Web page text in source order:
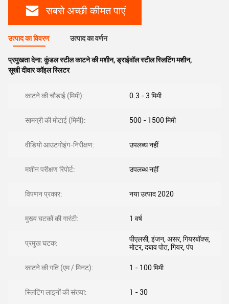
सबसे अच्छी कीमत पाएं
उत्पाद का विवरण उत्पाद का वर्णन
प्रमुखता देना:कुंडल स्टील काटने की मशीन,ड्राईवॉल स्टील स्लिटिंग मशीन,
सूखी दीवार कॉइल स्लिटर
काटने की चौड़ाई (मिमी): 0.3 - 3 मिमी
सामग्री की मोटाई (मिमी): 500 - 1500 मिमी
वीडियो आउटगोइंग-निरीक्षण: उपलब्ध नहीं
मशीन परीक्षण रिपोर्ट: उपलब्ध नहीं
विपणन प्रकार: नया उत्पाद 2020
मुख्य घटकों की गारंटी: 1 वर्ष
प्रमुख घटक:
पीएलसी, इंजन, असर, गियरबॉक्स,
मोटर, दबाव पोत, गियर, पंप
काटने की गति (एम / मिनट): 1 - 100 मिमी
स्लिटिंग लाइनों की संख्या: 1 - 30